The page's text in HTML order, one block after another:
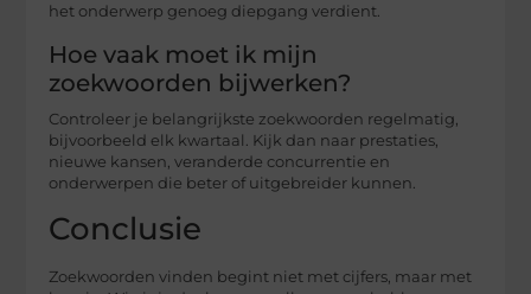
het onderwerp genoeg diepgang verdient.
Hoe vaak moet ik mijn
zoekwoorden bijwerken?
Controleer je belangrijkste zoekwoorden regelmatig,
bijvoorbeeld elk kwartaal. Kijk dan naar prestaties,
nieuwe kansen, veranderde concurrentie en
onderwerpen die beter of uitgebreider kunnen.
Conclusie
Zoekwoorden vinden begint niet met cijfers, maar met